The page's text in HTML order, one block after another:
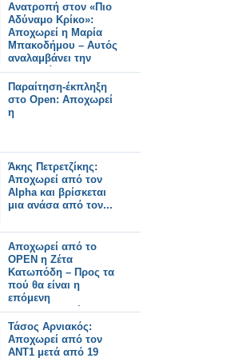
Ανατροπή στον «Πιο
Αδύναμο Κρίκο»:
Αποχωρεί η Μαρία
Μπακοδήμου – Αυτός
αναλαμβάνει την
παρουσίαση
Παραίτηση-έκπληξη
στο Open: Αποχωρεί
η
Άκης Πετρετζίκης:
Αποχωρεί από τον
Alpha και βρίσκεται
μια ανάσα από τον...
Αποχωρεί από το
OPEN η Ζέτα
Κατωπόδη – Προς τα
πού θα είναι η
επόμενη
επαγγελματική της
στέγη; - Όλο το
ρεπορτάζ
Τάσος Αρνιακός:
Αποχωρεί από τον
ΑΝΤ1 μετά από 19